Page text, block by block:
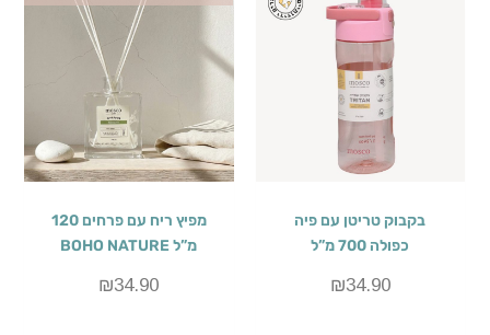
בקבוק טריטן עם פיה
כפולה 700 מ”ל
₪34.90
מפיץ ריח עם פרחים 120
מ”ל BOHO NATURE
₪34.90